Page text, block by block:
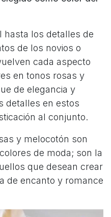
hasta los detalles de
de los novios o
cada aspecto
en tonos rosas y
de elegancia y
detalles en estos
al conjunto.
y melocotón son
de moda; son la
que desean crear
de encanto y romance